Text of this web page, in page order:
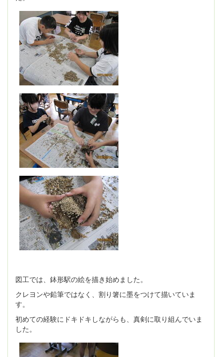
図工では、鉢形駅の絵を描き始めました。
クレヨンや鉛筆ではなく、割り箸に墨をつけて描いていま
す。
初めての経験にドキドキしながらも、真剣に取り組んでいま
した。